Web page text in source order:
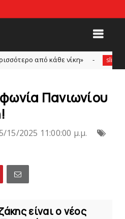
slide Η Ιωάννα
Πανιωνίoυ
15/2025 11:00:00 μ.μ.
είναι ο νέος